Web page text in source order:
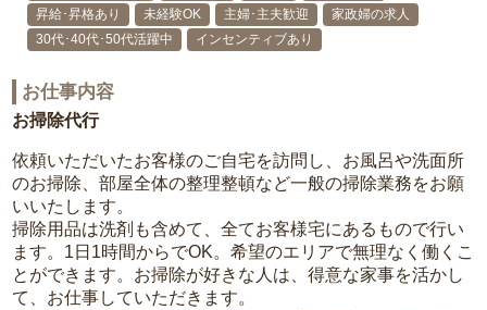
昇給･昇格あり
未経験OK 主婦･主夫歓迎
家政婦の求人
30代･40代･50代活躍中
インセンティブあり
お仕事内容
お掃除代行
依頼いただいたお客様のご自宅を訪問し、お風呂や洗面所
のお掃除、部屋全体の整理整頓など一般の掃除業務をお願
いいたします。
掃除用品は洗剤も含めて、全てお客様宅にあるもので行い
ます。1日1時間からでOK。希望のエリアで無理なく働くこ
とができます。お掃除が好きな人は、得意な家事を活かし
て、お仕事していただきます。